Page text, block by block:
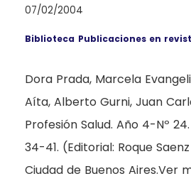
07/02/2004
Biblioteca Publicaciones en
Dora Prada, Marcela
Aíta, Alberto Gurni, Juan
Profesión Salud. Año 4-Nº
34-41. (Editorial: Roque Saenz
Ciudad de Buenos Aires.Ver